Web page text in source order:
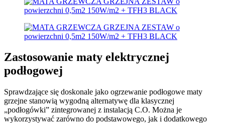
Zastosowanie maty elektrycznej
podłogowej
Sprawdzające się doskonale jako ogrzewanie podłogowe maty
grzejne stanowią wygodną alternatywę dla klasycznej
„podłogówki” zintegrowanej z instalacją C.O. Można je
wykorzystywać zarówno do podstawowego, jak i dodatkowego